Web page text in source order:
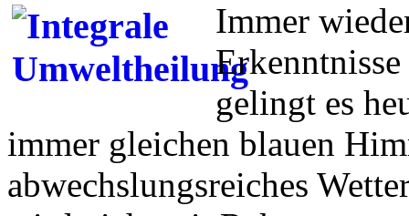
Immer
gelingt es
immer gleichen blauen
abwechslungsreiches